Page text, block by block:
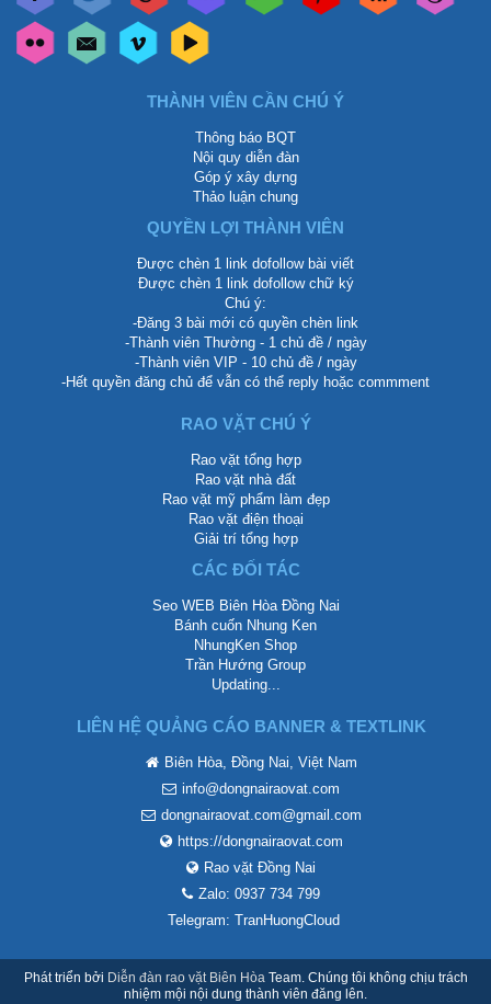
THÀNH VIÊN CẦN CHÚ Ý
Thông báo BQT
Nội quy diễn đàn
Góp ý xây dựng
Thảo luận chung
QUYỀN LỢI THÀNH VIÊN
Được chèn 1 link dofollow bài viết
Được chèn 1 link dofollow chữ ký
Chú ý:
-Đăng 3 bài mới có quyền chèn link
-Thành viên Thường - 1 chủ đề / ngày
-Thành viên VIP - 10 chủ đề / ngày
-Hết quyền đăng chủ để vẫn có thể reply hoặc commment
RAO VẶT CHÚ Ý
Rao vặt tổng hợp
Rao vặt nhà đất
Rao vặt mỹ phẩm làm đẹp
Rao vặt điện thoại
Giải trí tổng hợp
CÁC ĐỐI TÁC
Seo WEB Biên Hòa Đồng Nai
Bánh cuốn Nhung Ken
NhungKen Shop
Trần Hướng Group
Updating...
LIÊN HỆ QUẢNG CÁO BANNER & TEXTLINK
Biên Hòa, Đồng Nai, Việt Nam
info@dongnairaovat.com
dongnairaovat.com@gmail.com
https://dongnairaovat.com
Rao vặt Đồng Nai
Zalo: 0937 734 799
Telegram: TranHuongCloud
Phát triển bởi Diễn đàn rao vặt Biên HòaTeam. Chúng tôi không chịu trách
nhiệm mội nội dung thành viên đăng lên.